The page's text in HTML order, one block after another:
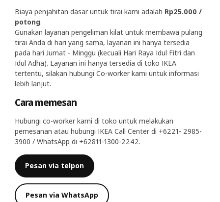
Biaya penjahitan dasar untuk tirai kami adalah Rp25.000 /
potong.
Gunakan layanan pengeliman kilat untuk membawa pulang
tirai Anda di hari yang sama, layanan ini hanya tersedia
pada hari Jumat - Minggu (kecuali Hari Raya Idul Fitri dan
Idul Adha). Layanan ini hanya tersedia di toko IKEA
tertentu, silakan hubungi Co-worker kami untuk informasi
lebih lanjut.
Cara memesan
Hubungi co-worker kami di toko untuk melakukan
pemesanan atau hubungi IKEA Call Center di +6221- 2985-
3900 / WhatsApp di +62811-1300-2242.
Pesan via telpon
Pesan via WhatsApp